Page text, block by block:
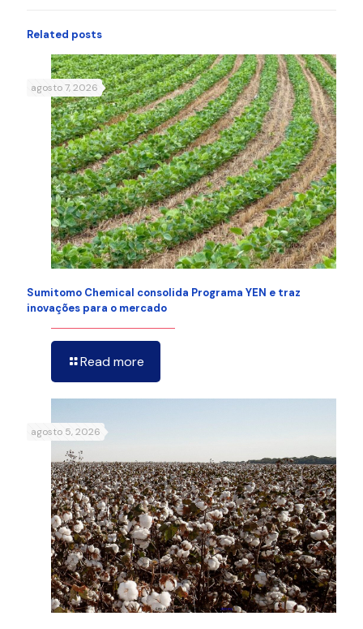
Related posts
agosto 7, 2026
Sumitomo Chemical consolida Programa YEN e traz
inovações para o mercado
Read more
agosto 5, 2026